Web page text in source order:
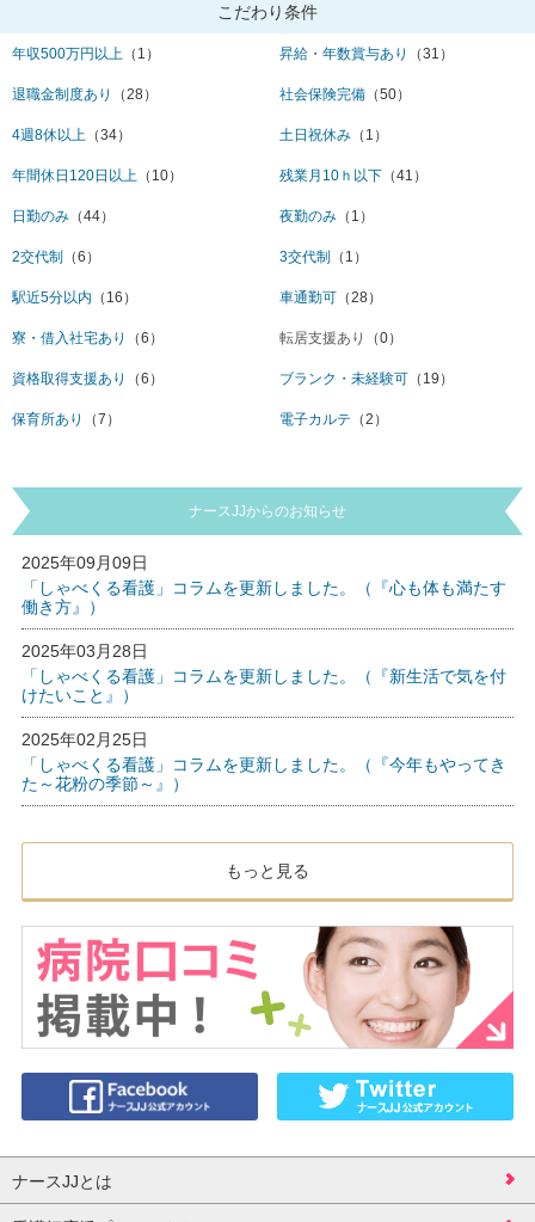
こだわり条件
年収500万円以上 （1） 昇給・年数賞与あり （31）
退職金制度あり （28） 社会保険完備 （50）
4週8休以上 （34） 土日祝休み （1）
年間休日120日以上 （10） 残業月10ｈ以下 （41）
日勤のみ （44） 夜勤のみ （1）
2交代制 （6） 3交代制 （1）
駅近5分以内 （16） 車通勤可 （28）
寮・借入社宅あり （6） 転居支援あり （0）
資格取得支援あり （6） ブランク・未経験可 （19）
保育所あり （7） 電子カルテ （2）
ナースJJからのお知らせ
2025年09月09日
「しゃべくる看護」コラムを更新しました。（『心も体も満たす
働き方』）
2025年03月28日
「しゃべくる看護」コラムを更新しました。（『新生活で気を付
けたいこと』）
2025年02月25日
「しゃべくる看護」コラムを更新しました。（『今年もやってき
た～花粉の季節～』）
もっと見る
ナースJJとは